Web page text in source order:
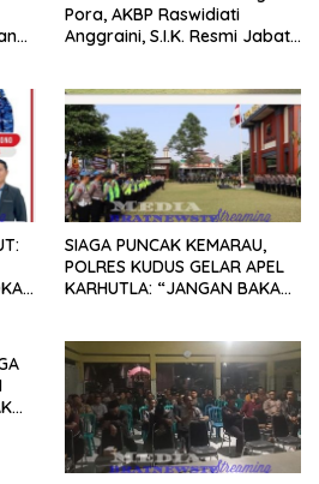
Pora, AKBP Raswidiati
Anggraini, S.I.K. Resmi Jabat
SIAGA PUNCAK KEMARAU,
POLRES KUDUS GELAR APEL
KARHUTLA: “JANGAN BAKAR